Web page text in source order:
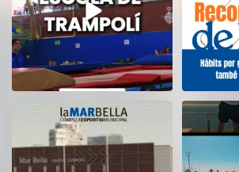
El CEM La Mar Bella romandrà
tancat durant el...
11
Tanquem